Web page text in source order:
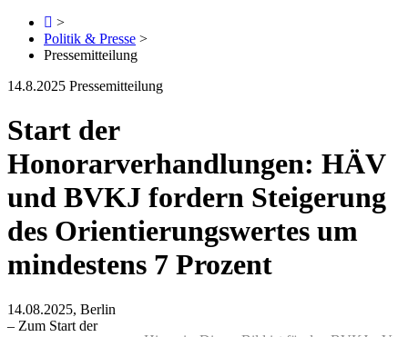
>
Politik & Presse >
Pressemitteilung
14.8.2025 Pressemitteilung
Start der
Honorarverhandlungen: HÄV
und BVKJ fordern Steigerung
des Orientierungswertes um
mindestens 7 Prozent
14.08.2025, Berlin
– Zum Start der